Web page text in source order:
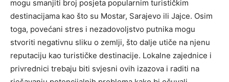
mogu smanjiti broj posjeta popularnim turističkim
destinacijama kao što su Mostar, Sarajevo ili Jajce. Osim
toga, povećani stres i nezadovoljstvo putnika mogu
stvoriti negativnu sliku o zemlji, što dalje utiče na njenu
reputaciju kao turističke destinacije. Lokalne zajednice i
privrednici trebaju biti svjesni ovih izazova i raditi na